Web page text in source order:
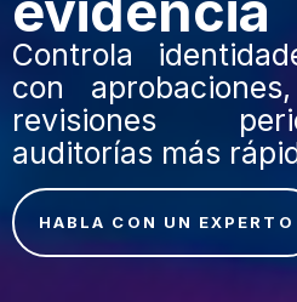
Controla
con
revisiones
auditorías más
HABLA CON UN EXPERTO